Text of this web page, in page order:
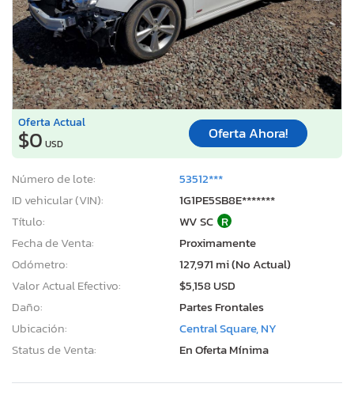
Oferta Actual
$0 USD
Oferta Ahora!
Número de lote:
53512***
ID vehicular (VIN):
1G1PE5SB8E*******
Título:
WV SC R
Fecha de Venta:
Proximamente
Odómetro:
127,971 mi (No Actual)
Valor Actual Efectivo:
$5,158 USD
Daño:
Partes Frontales
Ubicación:
Central Square, NY
Status de Venta:
En Oferta Mínima